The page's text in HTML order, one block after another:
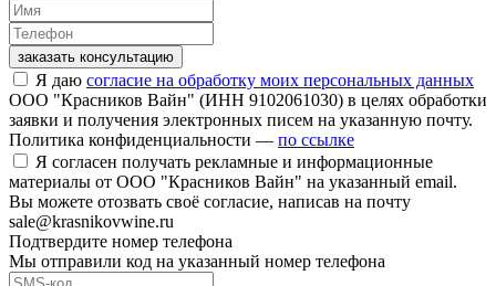
заказать консультацию
Я даю согласие на обработку моих персональных данных
ООО "Красников Вайн" (ИНН 9102061030) в целях обработки
заявки и получения электронных писем на указанную почту.
Политика конфиденциальности — по ссылке
Я согласен получать рекламные и информационные
материалы от ООО "Красников Вайн" на указанный email.
Вы можете отозвать своё согласие, написав на почту
sale@krasnikovwine.ru
Подтвердите номер телефона
Мы отправили код на указанный номер телефона